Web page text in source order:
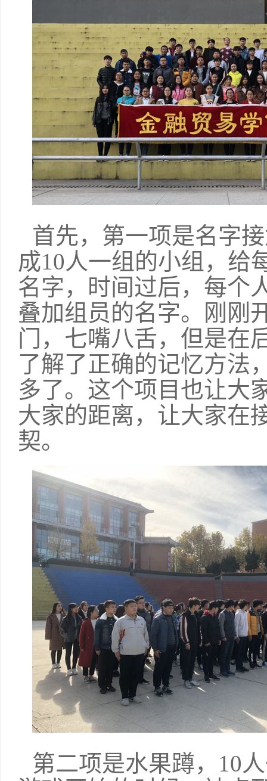
首先，第一项是名字
成10人一组的小组，给
名字，时间过后，每个
叠加组员的名字。刚刚
门，七嘴八舌，但是在
了解了正确的记忆方法
多了。这个项目也让大
大家的距离，让大家在
契。
第二项是水果蹲，10